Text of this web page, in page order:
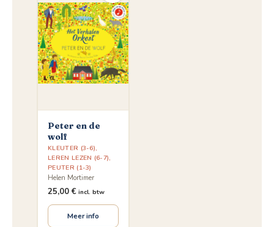
Peter en de
wolf
KLEUTER (3-6),
LEREN LEZEN (6-7),
PEUTER (1-3)
Helen Mortimer
25,00 € incl. btw
Meer info